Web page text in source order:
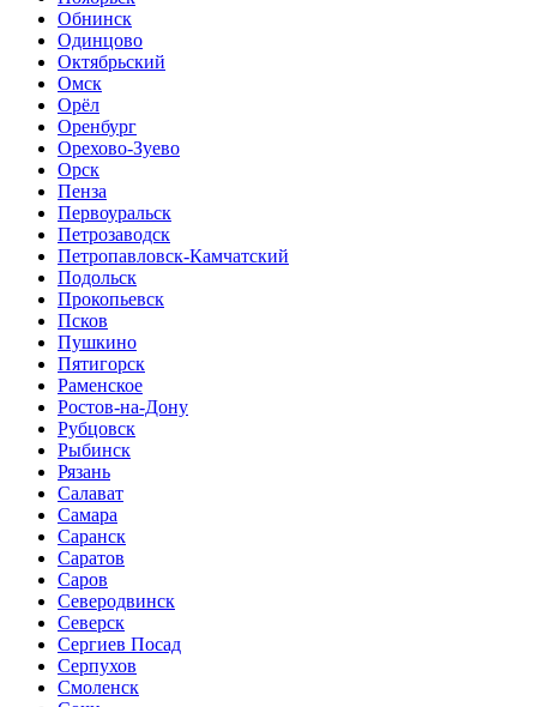
Обнинск
Одинцово
Октябрьский
Омск
Орёл
Оренбург
Орехово-Зуево
Орск
Пенза
Первоуральск
Петрозаводск
Петропавловск-Камчатский
Подольск
Прокопьевск
Псков
Пушкино
Пятигорск
Раменское
Ростов-на-Дону
Рубцовск
Рыбинск
Рязань
Салават
Самара
Саранск
Саратов
Саров
Северодвинск
Северск
Сергиев Посад
Серпухов
Смоленск